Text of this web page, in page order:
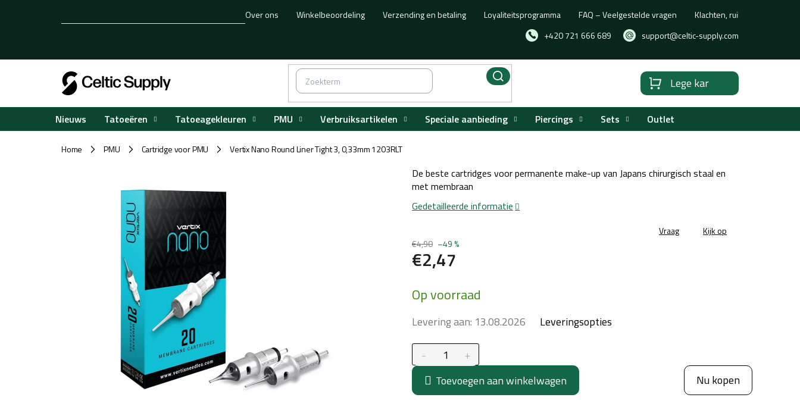
+420 721 666 689 support@celtic-supply.com
Over ons Winkelbeoordeling Verzending en betaling Loyaliteitsprogramma FAQ – Veelgestelde vragen Klachten, ruilen of
Winkelwagen
Lege kar
Nieuws Tatoeëren Tatoeagekleuren PMU Verbruiksartikelen Speciale aanbieding Piercings Sets Outlet
Home / PMU / Cartridge voor PMU / Vertix Nano Round Liner Tight 3, 0,33mm 1203RLT
€4,90 –49 %
€2,47
prijs:
Op voorraad
Levering aan: 13.08.2026 Leveringsopties
Toevoegen aan winkelwagen Nu kopen
De beste cartridges voor permanente make-up van Japans chirurgisch staal en
met membraan
Gedetailleerde informatie
Vraag Kijk op